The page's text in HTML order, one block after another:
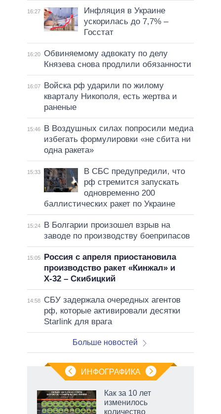
16:27
Инфляция в Украине
ускорилась до 7,7% –
Госстат
16:20 Обвиняемому адвокату по делу
Князева снова продлили обязанности
16:07
Войска рф ударили по жилому
кварталу Никополя, есть жертва и
раненые
15:46
В Воздушных силах попросили медиа
избегать формулировки «не сбита ни
одна ракета»
15:33
В СБС предупредили, что
рф стремится запускать
одновременно 200
баллистических ракет по Украине
15:24
В Болгарии произошел взрыв на
заводе по производству боеприпасов
15:05
Россия с апреля приостановила
производство ракет «Кинжал» и
Х-32 – Скибицкий
14:58
СБУ задержала очередных агентов
рф, которые активировали десятки
Starlink для врага
Больше новостей
ИНФОГРАФИКА
Как за 10 лет
изменилось
количество